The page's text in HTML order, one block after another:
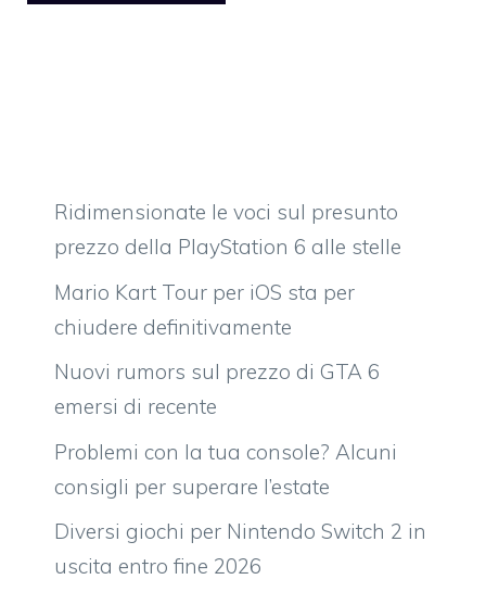
Ridimensionate le voci sul presunto
prezzo della PlayStation 6 alle stelle
Mario Kart Tour per iOS sta per
chiudere definitivamente
Nuovi rumors sul prezzo di GTA 6
emersi di recente
Problemi con la tua console? Alcuni
consigli per superare l’estate
Diversi giochi per Nintendo Switch 2 in
uscita entro fine 2026